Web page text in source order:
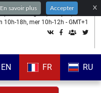
X
En savoir plus Accepter
parlonsanglais,français,russe
10h-18h, mer 10h-12h - GMT+1
EN FR RU